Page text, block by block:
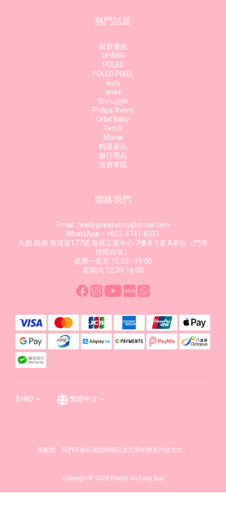
熱門話題
最新優惠
UPANG
POLED
POLED PIXEL
eufy
anex
Shnuggle
Philips Avent
Orbit Baby
TernX
Monai
精選產品
旅行用品
清貨專區
聯絡我們
Email: readygoeasybuy@gmail.com
WhatsApp：+852-5741-8331
九龍 觀塘 海濱道177號 海裕工業中心 7樓 B-1室 A單位（門市
僅限自取）
星期一至五 12:30 - 19:00
星期六 12:30-16:00
$ HKD 繁體中文
提醒您，我們不會以電話或簡訊方式通知變更付款方式。
Copyright© 2020 Ready Go Easy Buy